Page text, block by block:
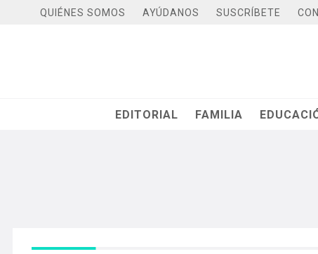
QUIÉNES SOMOS AYÚDANOS SUSCRÍBETE
EDITORIAL FAMILIA